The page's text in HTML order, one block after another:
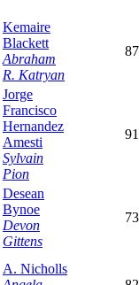
Kemaire
Blackett
Abraham
R. Katryan
Jorge
Francisco
Hernandez
Amesti
Sylvain
Pion
Desean
Bynoe
Devon
Gittens
A. Nicholls